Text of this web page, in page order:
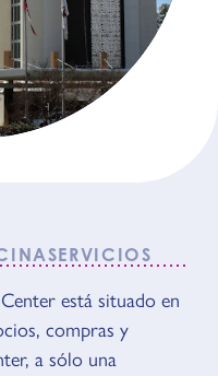
SERVICIOS
está situado en
compras y
a sólo una